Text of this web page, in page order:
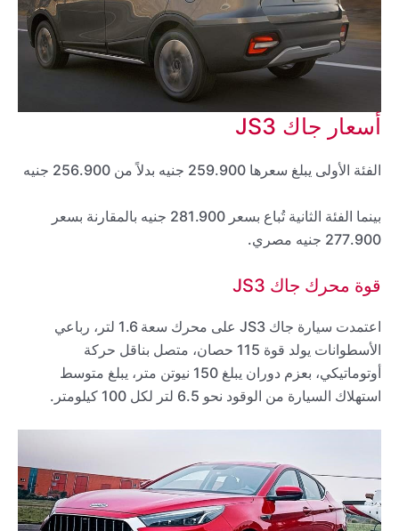
أسعار جاك JS3
الفئة الأولى يبلغ سعرها 259.900 جنيه بدلاً من 256.900 جنيه
بينما الفئة الثانية تُباع بسعر 281.900 جنيه بالمقارنة بسعر
277.900 جنيه مصري.
قوة محرك جاك JS3
اعتمدت سيارة جاك JS3 على محرك سعة 1.6 لتر، رباعي
الأسطوانات يولد قوة 115 حصان، متصل بناقل حركة
أوتوماتيكي، بعزم دوران يبلغ 150 نيوتن متر، يبلغ متوسط
استهلاك السيارة من الوقود نحو 6.5 لتر لكل 100 كيلومتر.